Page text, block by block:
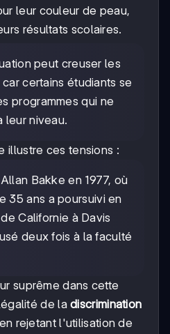
leur couleur de peau,
résultats scolaires.
peut creuser les
certains étudiants se
programmes qui ne
leur niveau.
illustre ces tensions :
Bakke en 1977, où
35 ans a poursuivi en
Californie à Davis
deux fois à la faculté
suprême dans cette
de ladiscrimination
rejetant l'utilisation de